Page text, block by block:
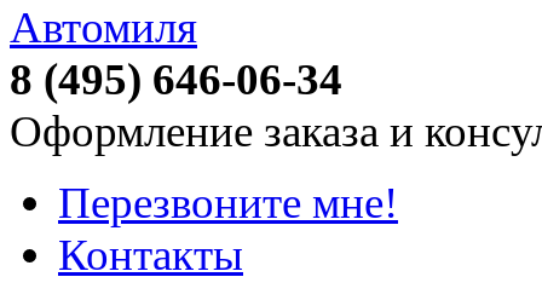
Автомиля
8 (495) 646-06-34
Оформление заказа и
Перезвоните мне!
Контакты